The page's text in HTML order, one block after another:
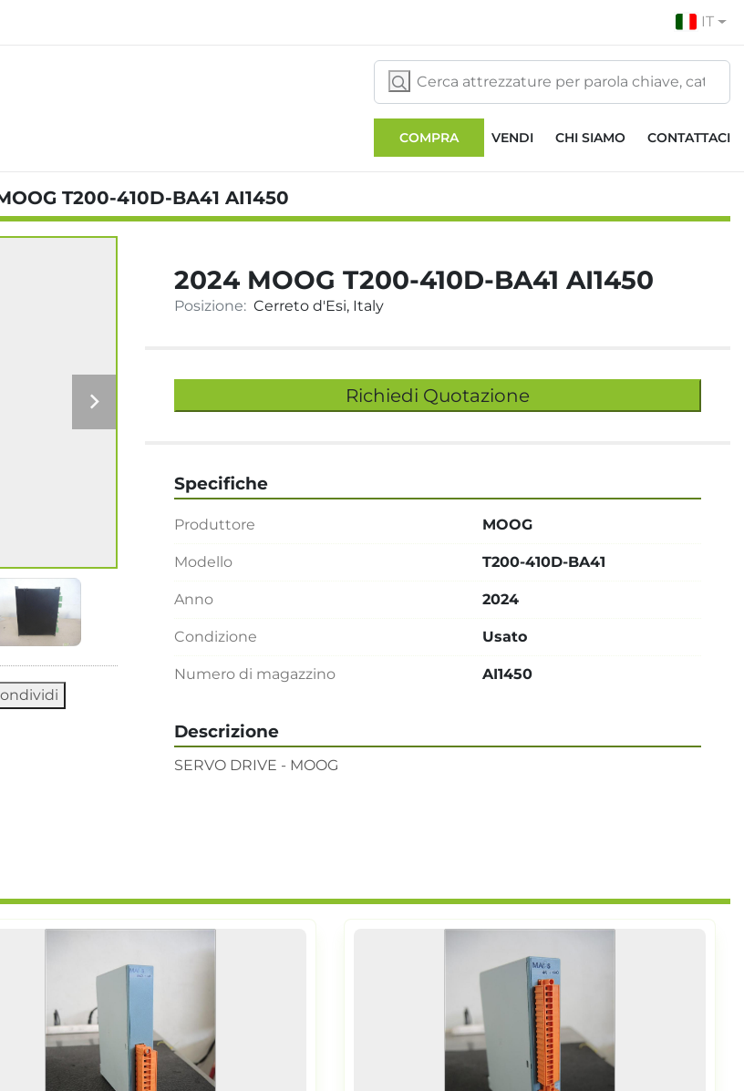
IT
COMPRA VENDI CHI SIAMO CONTATTACI
T200-410D-BA41 AI1450
2024 MOOG T200-410D-BA41 AI1450
Posizione: Cerreto d'Esi, Italy
Richiedi Quotazione
Descrizione
SERVO DRIVE - MOOG
Specifiche
Produttore MOOG
Modello T200-410D-BA41
Anno 2024
Condizione Usato
Numero di magazzino AI1450